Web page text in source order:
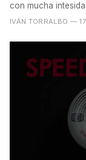
con mucha
IVÁN TORRALBO —